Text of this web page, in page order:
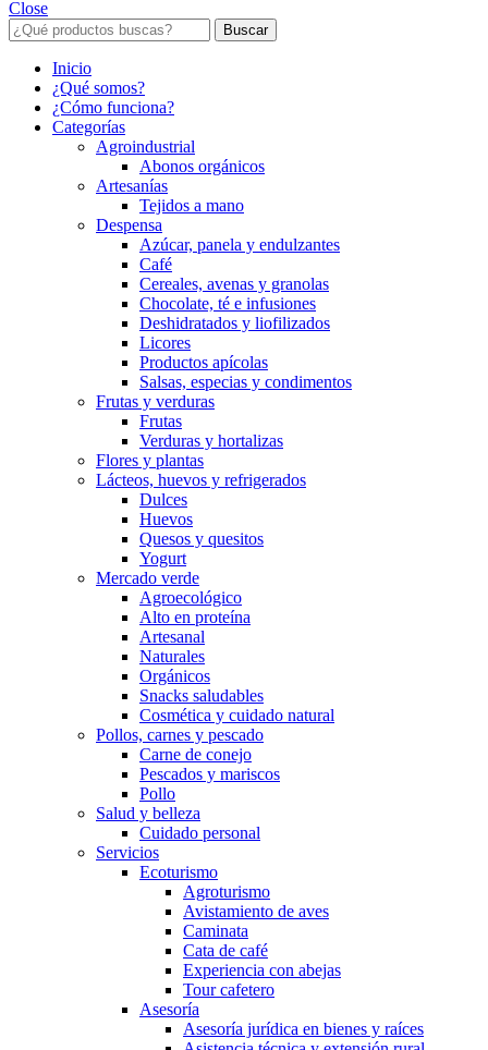
Close
Buscar
Inicio
¿Qué somos?
¿Cómo funciona?
Categorías
Agroindustrial
Abonos orgánicos
Artesanías
Tejidos a mano
Despensa
Azúcar, panela y endulzantes
Café
Cereales, avenas y granolas
Chocolate, té e infusiones
Deshidratados y liofilizados
Licores
Productos apícolas
Salsas, especias y condimentos
Frutas y verduras
Frutas
Verduras y hortalizas
Flores y plantas
Lácteos, huevos y refrigerados
Dulces
Huevos
Quesos y quesitos
Yogurt
Mercado verde
Agroecológico
Alto en proteína
Artesanal
Naturales
Orgánicos
Snacks saludables
Cosmética y cuidado natural
Pollos, carnes y pescado
Carne de conejo
Pescados y mariscos
Pollo
Salud y belleza
Cuidado personal
Servicios
Ecoturismo
Agroturismo
Avistamiento de aves
Caminata
Cata de café
Experiencia con abejas
Tour cafetero
Asesoría
Asesoría jurídica en bienes y raíces